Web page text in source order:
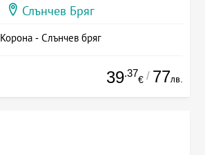
Слънчев Бряг
Корона - Слънчев бряг
39.37
€ / 77лв.